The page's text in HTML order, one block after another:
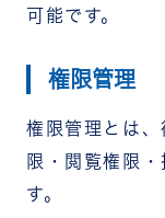
可能です。
権限管理
権限管理とは
限・閲覧権限
す。